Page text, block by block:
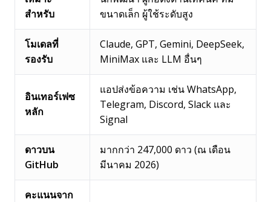
สำหรับ
ขนาดเล็ก ผู้ใช้ระดับสูง
โมเดลที่
รองรับ
Claude, GPT, Gemini, DeepSeek,
MiniMax และ LLM อื่นๆ
อินเทอร์เฟซ
หลัก
แอปส่งข้อความ เช่น WhatsApp,
Telegram, Discord, Slack และ
Signal
ดาวบน
GitHub
มากกว่า 247,000 ดาว (ณ เดือน
มีนาคม 2026)
คะแนนจาก